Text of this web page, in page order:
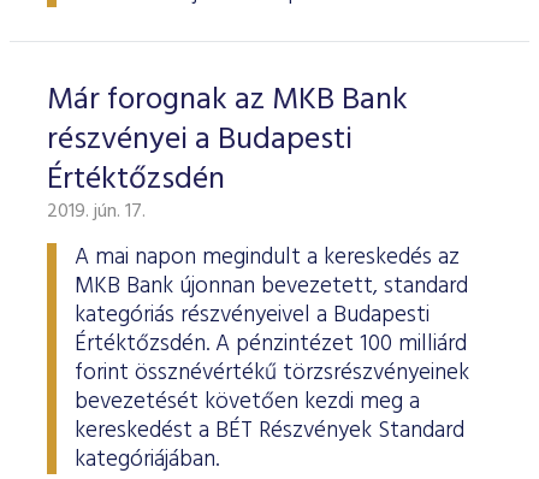
Már forognak az MKB Bank
részvényei a Budapesti
Értéktőzsdén
2019. jún. 17.
A mai napon megindult a kereskedés az
MKB Bank újonnan bevezetett, standard
kategóriás részvényeivel a Budapesti
Értéktőzsdén. A pénzintézet 100 milliárd
forint össznévértékű törzsrészvényeinek
bevezetését követően kezdi meg a
kereskedést a BÉT Részvények Standard
kategóriájában.